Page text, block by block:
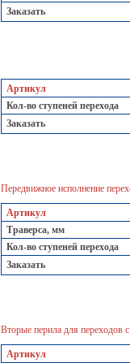
Заказать
Артикул
Кол-во ступеней перехода
Заказать
Передвижное исполнение
Артикул
Траверса, мм
Кол-во ступеней перехода
Заказать
Вторые перила для переходов
Артикул